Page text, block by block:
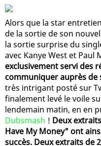
Alors que la star
de la sortie de son
la sortie surprise du
avec Kanye West et Paul
exclusivement servi des
communiquer auprès de
très intrigant posté sur
finalement levé le voile
lendemain matin, en en
Dubsmash ! Deux
Have My Money" ont
succès. Deux extraits de